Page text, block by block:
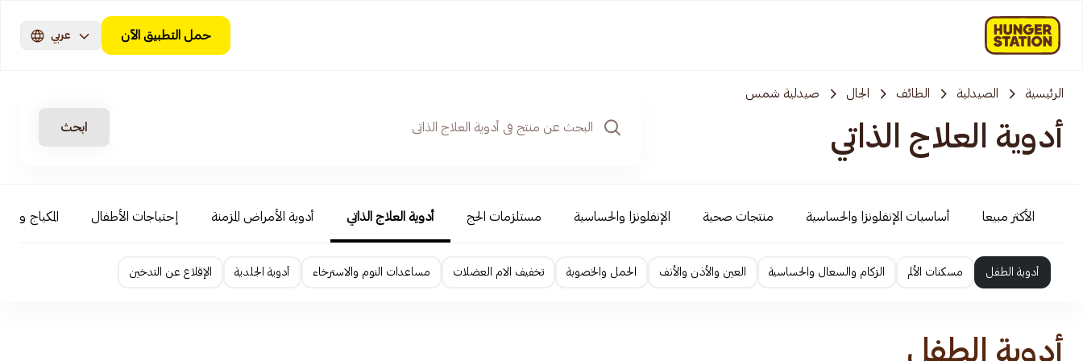
حمل التطبيق الآن عربي
الرئيسية الصيدلية الطائف الجال صيدلية شمس
أدوية العلاج الذاتي ابحث
الأكثر مبيعا أساسيات الإنفلونزا والحساسية منتجات صحية الإنفلونزا والحساسية مستلزمات الحج أدوية العلاج الذاتي أدوية الأمراض المزمنة إحتياجات الأطفال المكياج و
أدوية الطفل مسكنات الألم الزكام والسعال والحساسية العين والأذن والأنف الحمل والخصوبة تخفيف الام العضلات مساعدات النوم والاسترخاء أدوية الجلدية الإقلاع عن التدخين
أدوية الطفل